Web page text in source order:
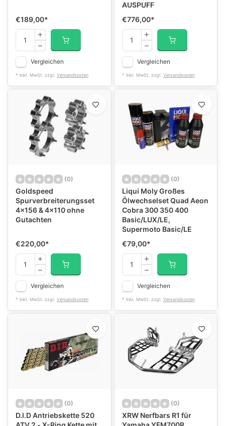
€189,00*
Vergleichen
* Inkl. MwSt. zzgl. Versandkosten
AUSPUFF
€776,00*
Vergleichen
* Inkl. MwSt. zzgl. Versandkosten
(0)
Goldspeed
Spurverbreiterungsset
4x156 & 4x110 ohne
Gutachten
€220,00*
Vergleichen
* Inkl. MwSt. zzgl. Versandkosten
(0)
Liqui Moly Großes
Ölwechselset Quad Aeon
Cobra 300 350 400
Basic/LUX/LE,
Supermoto Basic/LE
€79,00*
Vergleichen
* Inkl. MwSt. zzgl. Versandkosten
(0)
D.I.D Antriebskette 520
(0)
XRW Nerfbars R1 für